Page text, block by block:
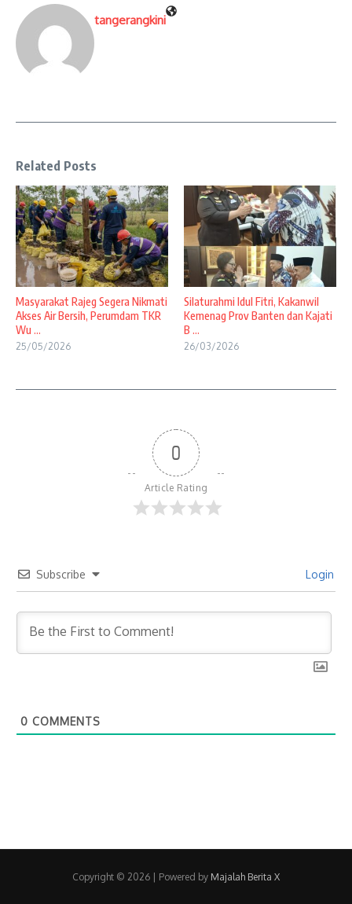
tangerangkini
Related Posts
Masyarakat Rajeg Segera Nikmati
Akses Air Bersih, Perumdam TKR
Wu ...
25/05/2026
Silaturahmi Idul Fitri, Kakanwil
Kemenag Prov Banten dan Kajati
B ...
26/03/2026
0
Article Rating
Subscribe Login
0 COMMENTS
Copyright © 2026 | Powered by Majalah Berita X